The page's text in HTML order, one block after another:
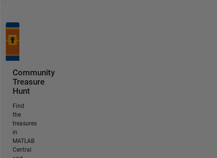
Community
Treasure
Hunt
Find
the
treasures
in
MATLAB
Central